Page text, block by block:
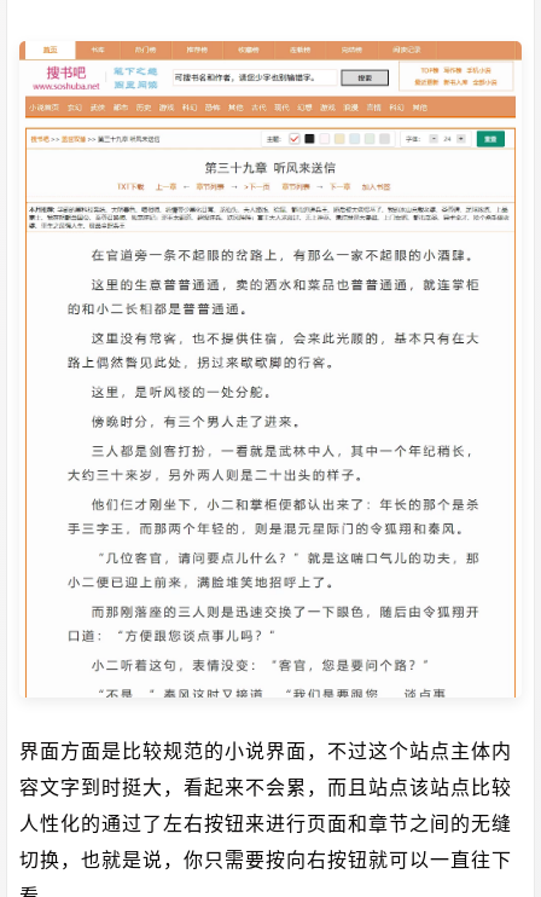
界面方面是比较规范的小说界面，不过这个站点主体内
容文字到时挺大，看起来不会累，而且站点该站点比较
人性化的通过了左右按钮来进行页面和章节之间的无缝
切换，也就是说，你只需要按向右按钮就可以一直往下